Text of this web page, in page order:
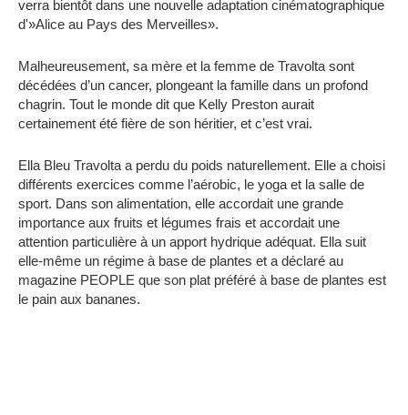
verra bientôt dans une nouvelle adaptation cinématographique
d'»Alice au Pays des Merveilles».
Malheureusement, sa mère et la femme de Travolta sont
décédées d’un cancer, plongeant la famille dans un profond
chagrin. Tout le monde dit que Kelly Preston aurait
certainement été fière de son héritier, et c’est vrai.
Ella Bleu Travolta a perdu du poids naturellement. Elle a choisi
différents exercices comme l’aérobic, le yoga et la salle de
sport. Dans son alimentation, elle accordait une grande
importance aux fruits et légumes frais et accordait une
attention particulière à un apport hydrique adéquat. Ella suit
elle-même un régime à base de plantes et a déclaré au
magazine PEOPLE que son plat préféré à base de plantes est
le pain aux bananes.